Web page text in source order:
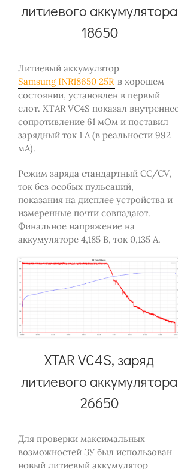
литиевого аккумулятора
18650
Литиевый аккумулятор
Samsung INR18650 25R в хорошем
состоянии, установлен в первый
слот. XTAR VC4S показал
сопротивление 61 мОм и поставил
зарядный ток 1 А (в реальности 992
мА).
Режим заряда стандартный CC/CV,
ток без особых пульсаций,
показания на дисплее устройства и
измеренные почти совпадают.
Финальное напряжение на
аккумуляторе 4,185 В, ток 0,135 А.
XTAR VC4S, заряд
литиевого аккумулятора
26650
Для проверки максимальных
возможностей ЗУ был использован
новый литиевый аккумулятор